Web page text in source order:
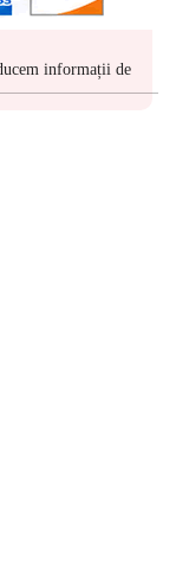
informații de